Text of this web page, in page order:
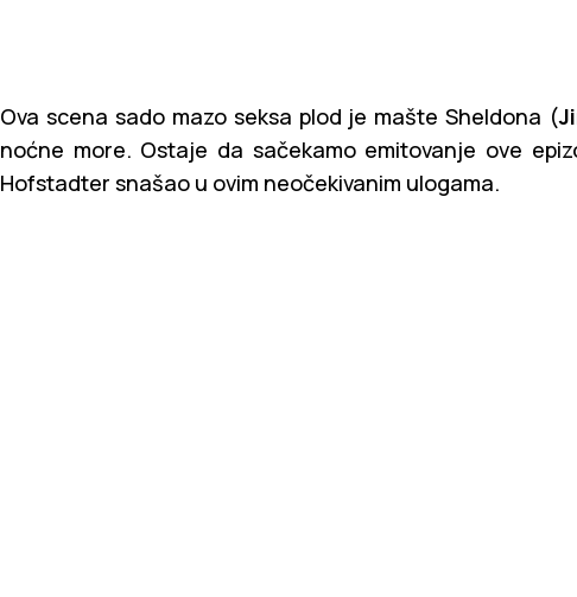
Ova scena sado mazo seksa plod je mašte Sheldona (
noćne more. Ostaje da sačekamo emitovanje ove
Hofstadter snašao u ovim neočekivanim ulogama.